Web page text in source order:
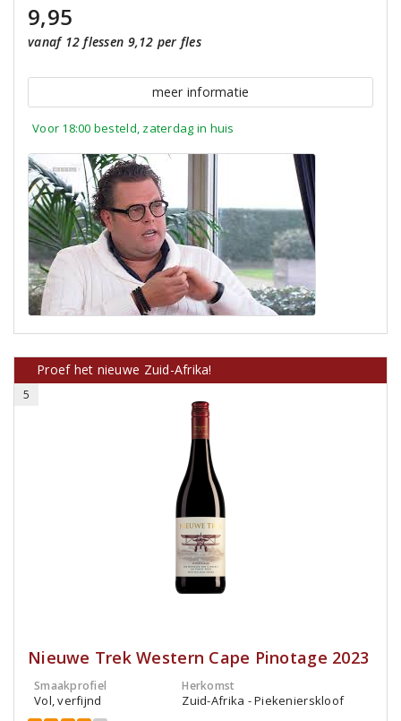
9,95
vanaf 12 flessen 9,12 per fles
meer informatie
Voor 18:00 besteld, zaterdag in huis
Proef het nieuwe Zuid-Afrika!
5
Nieuwe Trek Western Cape Pinotage 2023
Smaakprofiel
Vol, verfijnd
Herkomst
Zuid-Afrika - Piekenierskloof